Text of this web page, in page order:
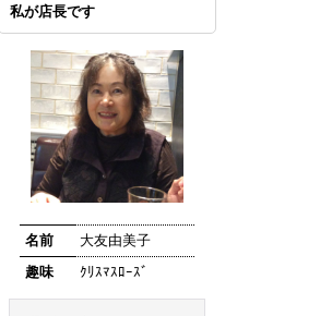
私が店長です
名前
大友由美子
趣味
ｸﾘｽﾏｽﾛｰｽﾞ